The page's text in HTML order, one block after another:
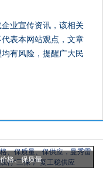
业宣传资讯，该相关
表本网站观点，文章
有风险，提醒广大民
格、保质量、